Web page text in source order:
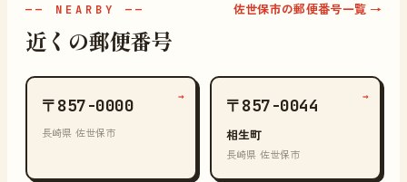
—— NEARBY ——
近くの郵便番号
佐世保市の郵便番号一覧 →
〒857-0000
長崎県 佐世保市
→ 〒857-0044
相生町
長崎県 佐世保市
→